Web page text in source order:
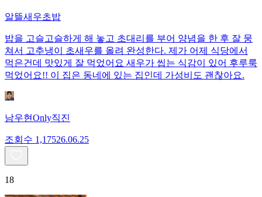
알뜰새우초밥
밥을 고슬고슬하게 해 놓고 초대리를 부어 양념을 한 후 잘 뭉
쳐서 고추냉이 초새우를 올려 완성한다. 제가 어제 식당에서
먹은건데 맛있게 잘 먹었어요 새우가 씹는 식감이 있어 후루룩
먹었어요!! 이 집은 동네에 있는 집인데 가성비도 괜찮아요.
남우현Only직진
조회수 1,17526.06.25
18